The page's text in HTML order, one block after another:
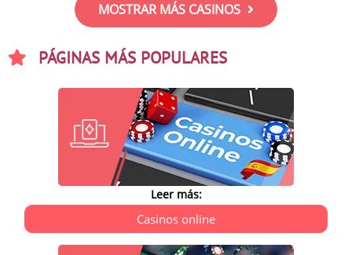
MOSTRAR MÁS CASINOS
PÁGINAS MÁS POPULARES
Leer más:
Casinos online